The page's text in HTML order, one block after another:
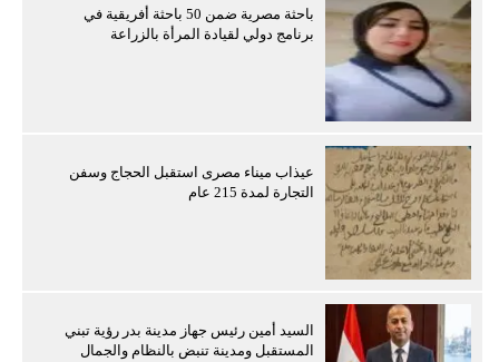
باحثة مصرية ضمن 50 باحثة أفريقية في
برنامج دولي لقيادة المرأة بالزراعة
عيذاب ميناء مصرى استقبل الحجاج وسفن
التجارة لمدة 215 عام
السيد أمين رئيس جهاز مدينة بدر رؤية تبني
المستقبل ومدينة تنبض بالنظام والجمال